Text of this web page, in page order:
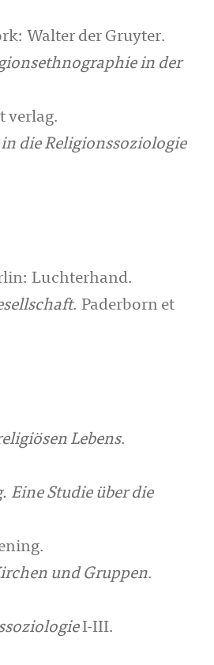
Walter der Gruyter.
in der
verlag.
die Religionssoziologie
Luchterhand.
. Paderborn et
Lebens.
Eine Studie über die
und Gruppen.
I-III.